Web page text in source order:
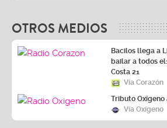
OTROS MEDIOS
Bacilos llega a
bailar a todos
Costa 21
Vía Corazón
Tributo
Vía Oxígeno